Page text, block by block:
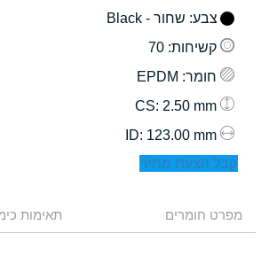
צבע: שחור - Black
קשיחות: 70
חומר: EPDM
: 2.50 mm
: 123.00 mm
קבל הצעת מחיר
מפרט חומרים תאימות